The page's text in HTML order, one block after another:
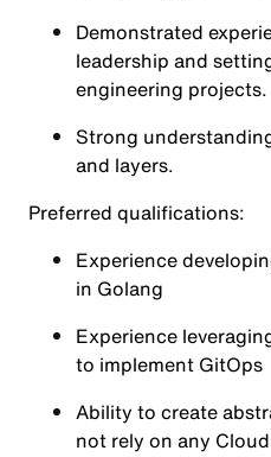
Demonstrated
leadership and
engineering projects.
Strong
and layers.
Preferred qualifications:
Experience
in Golang
Experience
to implement GitOps
Ability to create
not rely on any